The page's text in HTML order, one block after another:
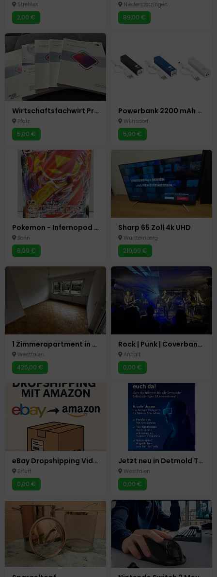
Strehlen
2,00 €
Niederstotzingen
89,00 €
Wirtschaftsfachwirt Prüfungsvorbereitung
Pfalz
5,00 €
Powerbank 2200 mAh 3 Farben mobiler Akku USB- Micro USB
Wilnsdorf
5,90 €
Pokemon - Infernopod VMAX Fullart 034/189 Flammende Finsternis - DE PSA BGS CGC
Bonn
6,99 €
Sharp 65 Zoll 4k UHD
Württemberg
210,00 €
1 Zimmerapartment in Meschede-Nord
Westfalen
425,00 €
Rock | Punk | Coverband sucht engagierten Bassisten
Anhalt
0,00 €
eBay Dropshipping Video Kurs
Erfurt
0,00 €
Jetzt neu in Detmold Telekommunikation für Geschäftskunden
Westfalen
0,00 €